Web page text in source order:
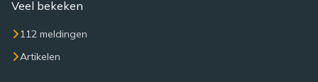
Veel bekeken
112 meldingen
Artikelen